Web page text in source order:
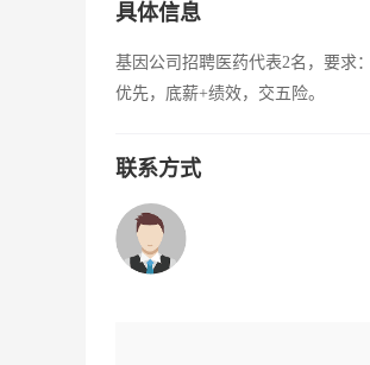
具体信息
基因公司招聘医药代表2名，要求
优先，底薪+绩效，交五险。
联系方式